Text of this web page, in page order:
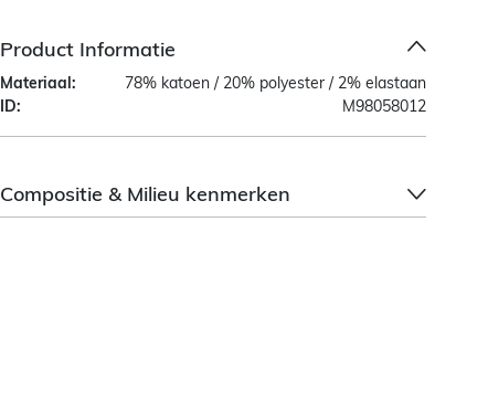
Product Informatie
Materiaal:
78% katoen / 20% polyester / 2% elastaan
ID:
M98058012
Compositie & Milieu kenmerken